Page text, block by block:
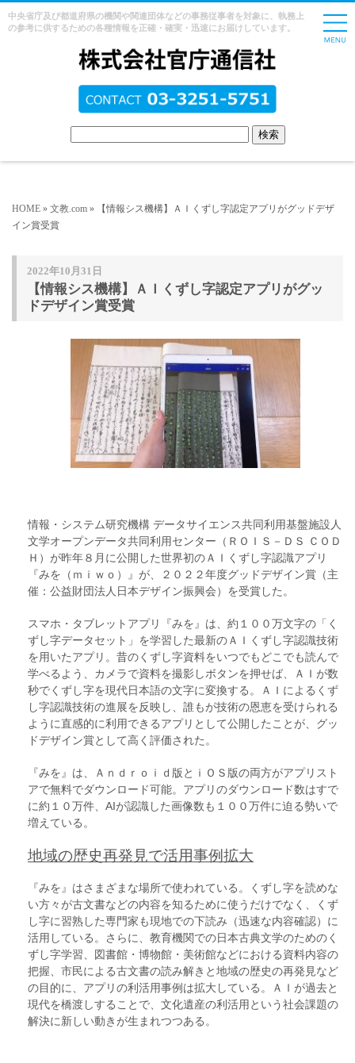
中央省庁及び都道府県の機関や関連団体などの事務従事者を対象に、執務上
の参考に供するための各種情報を正確・確実・迅速にお届けしています。
HOME » 文教.com » 【情報シス機構】ＡＩくずし字認定アプリがグッドデザ
イン賞受賞
2022年10月31日
【情報シス機構】ＡＩくずし字認定アプリがグッ
ドデザイン賞受賞
情報・システム研究機構 データサイエンス共同利用基盤施設人
文学オープンデータ共同利用センター（ＲＯＩＳ－ＤＳ ＣＯＤ
Ｈ）が昨年８月に公開した世界初のＡＩくずし字認識アプリ
『みを（ｍｉｗｏ）』が、２０２２年度グッドデザイン賞（主
催：公益財団法人日本デザイン振興会）を受賞した。
スマホ・タブレットアプリ『みを』は、約１００万文字の「く
ずし字データセット」を学習した最新のＡＩくずし字認識技術
を用いたアプリ。昔のくずし字資料をいつでもどこでも読んで
学べるよう、カメラで資料を撮影しボタンを押せば、ＡＩが数
秒でくずし字を現代日本語の文字に変換する。ＡＩによるくず
し字認識技術の進展を反映し、誰もが技術の恩恵を受けられる
ように直感的に利用できるアプリとして公開したことが、グッ
ドデザイン賞として高く評価された。
『みを』は、Ａｎｄｒｏｉｄ版とｉＯＳ版の両方がアプリスト
アで無料でダウンロード可能。アプリのダウンロード数はすで
に約１０万件、AIが認識した画像数も１００万件に迫る勢いで
増えている。
地域の歴史再発見で活用事例拡大
『みを』はさまざまな場所で使われている。くずし字を読めな
い方々が古文書などの内容を知るために使うだけでなく、くず
し字に習熟した専門家も現地での下読み（迅速な内容確認）に
活用している。さらに、教育機関での日本古典文学のためのく
ずし字学習、図書館・博物館・美術館などにおける資料内容の
把握、市民による古文書の読み解きと地域の歴史の再発見など
の目的に、アプリの利活用事例は拡大している。ＡＩが過去と
現代を橋渡しすることで、文化遺産の利活用という社会課題の
解決に新しい動きが生まれつつある。